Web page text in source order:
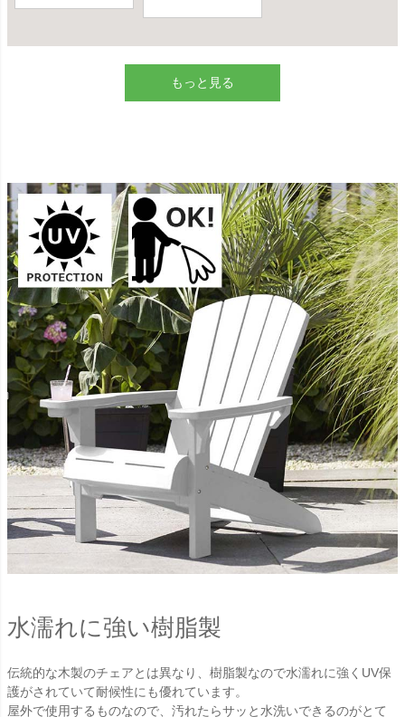
もっと見る
水濡れに強い樹脂製
伝統的な木製のチェアとは異なり、樹脂製なので水濡れに強くUV保
護がされていて耐候性にも優れています。
屋外で使用するものなので、汚れたらサッと水洗いできるのがとて